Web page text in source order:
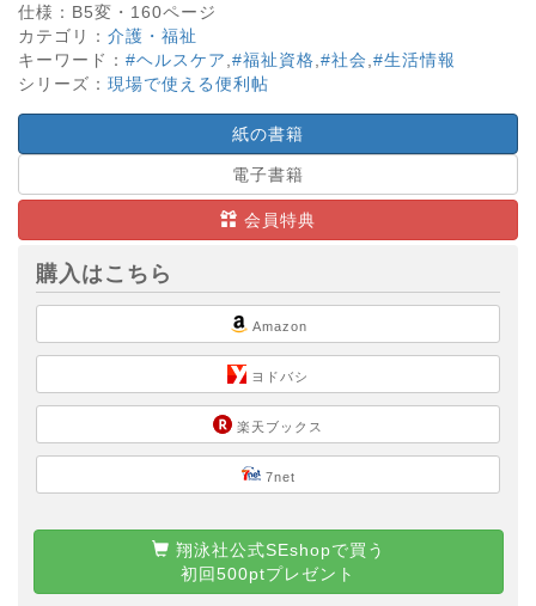
仕様： B5変・ 160ページ
カテゴリ： 介護・福祉
キーワード： #ヘルスケア #福祉資格 #社会 #生活情報
シリーズ： 現場で使える便利帖
紙の書籍
電子書籍
会員特典
購入はこちら
Amazon
ヨドバシ
楽天ブックス
7net
翔泳社公式SEshopで買う
初回500ptプレゼント